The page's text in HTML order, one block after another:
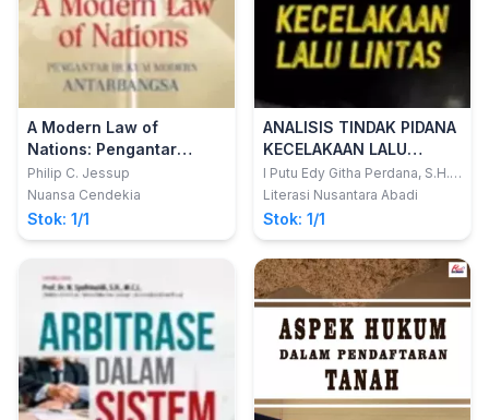
A Modern Law of
Nations: Pengantar
Hukum Modern
Antarbangsa
Philip C. Jessup
Nuansa Cendekia
Stok: 1/1
ANALISIS TINDAK PIDANA
KECELAKAAN LALU
LINTAS
I Putu Edy Githa Perdana, S.H.,
M.H.; Dr. Dwi Atmoko, S.H., M.H.
Literasi Nusantara Abadi
Stok: 1/1